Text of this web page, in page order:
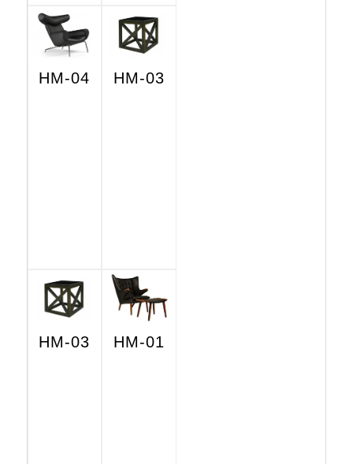
HM-04 HM-03
HM-03 HM-01